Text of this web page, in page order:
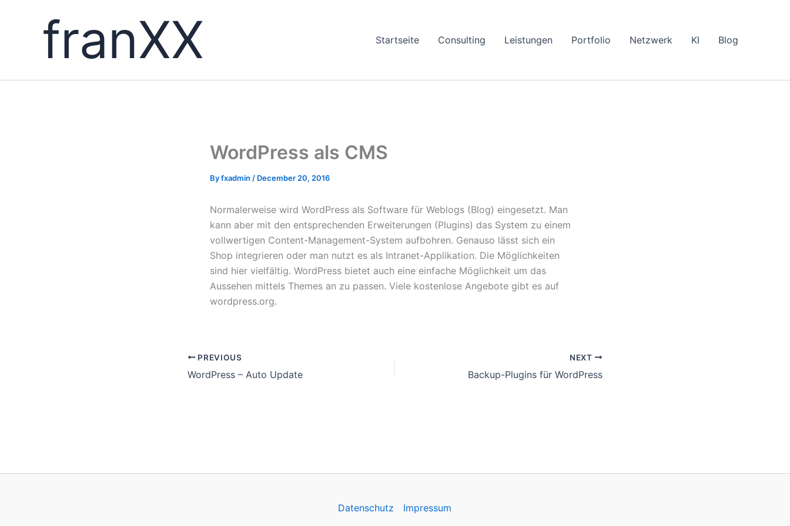
franXX Startseite Consulting Leistungen Portfolio Netzwerk KI Blog
WordPress als CMS
Byfxadmin / December 20, 2016
Normalerweise wird WordPress als Software für Weblogs (Blog) eingesetzt. Man
kann aber mit den entsprechenden Erweiterungen (Plugins) das System zu einem
vollwertigen Content-Management-System aufbohren. Genauso lässt sich ein
Shop integrieren oder man nutzt es als Intranet-Applikation. Die Möglichkeiten
sind hier vielfältig. WordPress bietet auch eine einfache Möglichkeit um das
Aussehen mittels Themes an zu passen. Viele kostenlose Angebote gibt es auf
wordpress.org.
PREVIOUS
WordPress – Auto Update
NEXT
Backup-Plugins für WordPress
Datenschutz Impressum